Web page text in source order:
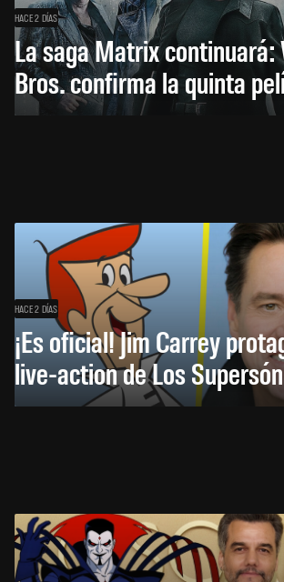
HACE 2 DÍAS
La saga Matrix continuará:
Bros. confirma la quinta
HACE 2 DÍAS
¡Es oficial! Jim Carrey
live-action de Los